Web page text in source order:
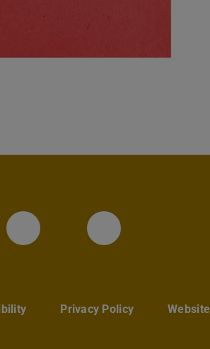
Fachbereichs
Profil des
Facebook-Seite des
YouTube-
Privacy Policy